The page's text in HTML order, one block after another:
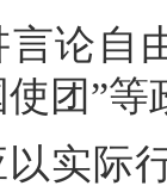
言论自
使团”
以实际